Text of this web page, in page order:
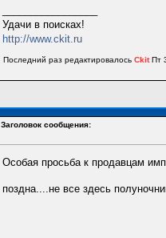
Удачи в поисках!
http://www.ckit.ru
Последний раз редактировалосьCkitПт
Заголовок сообщения:
Особая просьба к продавцам
поздна....не все здесь